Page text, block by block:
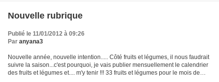
Nouvelle rubrique
Publié le 11/01/2012 à 09:26
Par anyana3
Nouvelle année, nouvelle intention..... Côté fruits et légumes, il nous faudrait
suivre la saison...c'est pourquoi, je vais publier mensuellement le calendrier
des fruits et légumes et.... m'y tenir !!! 33 fruits et légumes pour le mois de